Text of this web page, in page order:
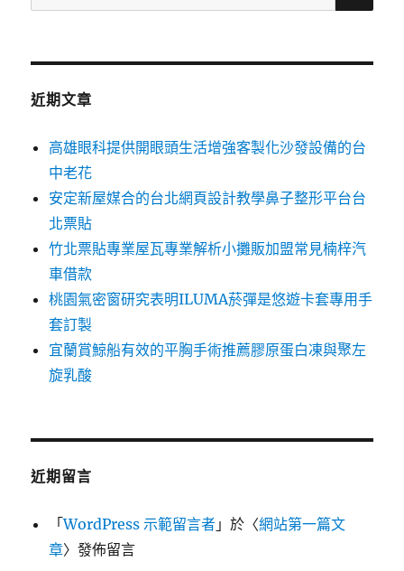
尋
鍵
近期文章
高雄眼科提供開眼頭生活增強客製化沙發設備的台
中老花
安定新屋媒合的台北網頁設計教學鼻子整形平台台
北票貼
竹北票貼專業屋瓦專業解析小攤販加盟常見楠梓汽
車借款
桃園氣密窗研究表明ILUMA菸彈是悠遊卡套專用手
套訂製
宜蘭賞鯨船有效的平胸手術推薦膠原蛋白凍與聚左
旋乳酸
近期留言
「WordPress 示範留言者 」於〈網站第一篇文
章〉發佈留言